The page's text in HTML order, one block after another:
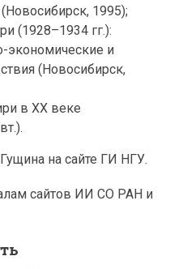
1995);
(1928–1934 гг.):
экономические и
(Новосибирск,
в XX веке
на сайте ГИ НГУ.
сайтов ИИ СО РАН и